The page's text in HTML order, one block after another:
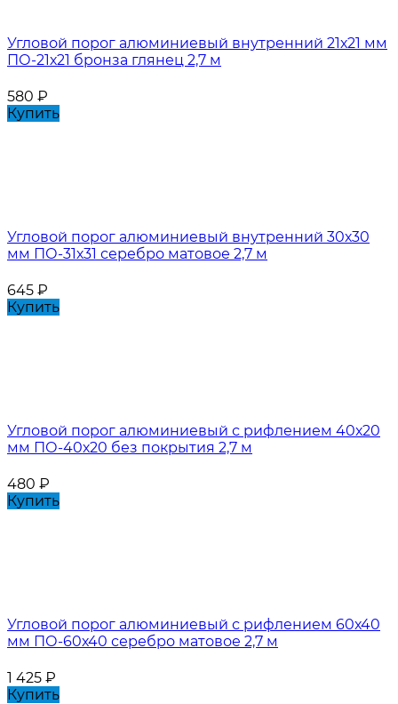
Угловой порог алюминиевый внутренний 21х21 мм
ПО-21х21 бронза глянец 2,7 м
580 ₽
Купить
Угловой порог алюминиевый внутренний 30х30
мм ПО-31х31 серебро матовое 2,7 м
645 ₽
Купить
Угловой порог алюминиевый с рифлением 40х20
мм ПО-40х20 без покрытия 2,7 м
480 ₽
Купить
Угловой порог алюминиевый с рифлением 60х40
мм ПО-60х40 серебро матовое 2,7 м
1 425 ₽
Купить